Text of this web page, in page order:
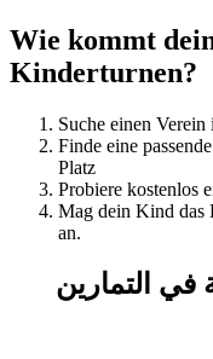
Wie kommt
Kinderturnen?
Suche einen
Finde eine
Platz
Probiere kostenlos
Mag dein Kind das
an.
التمارين